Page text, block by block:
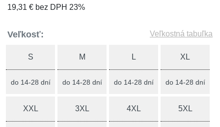
19,31 € bez DPH 23%
Veľkosť: Veľkostná tabuľka
S
do 14-28 dní
M
do 14-28 dní
L
do 14-28 dní
XL
do 14-28 dní
XXL 3XL 4XL 5XL